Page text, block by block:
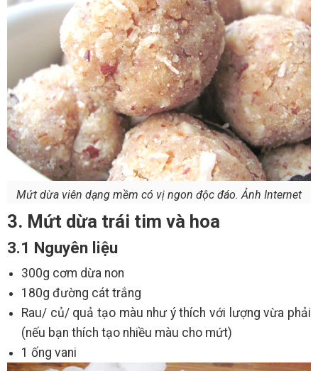
Mứt dừa viên dạng mềm có vị ngon độc đáo. Ảnh Internet
3. Mứt dừa trái tim và hoa
3.1 Nguyên liệu
300g cơm dừa non
180g đường cát trắng
Rau/ củ/ quả tạo màu như ý thích với lượng vừa phải
(nếu bạn thích tạo nhiều màu cho mứt)
1 ống vani